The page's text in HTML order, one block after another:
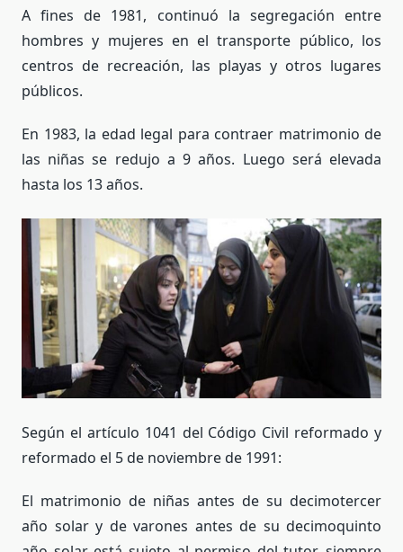
A fines de 1981, continuó la segregación entre
hombres y mujeres en el transporte público, los
centros de recreación, las playas y otros lugares
públicos.
En 1983, la edad legal para contraer matrimonio de
las niñas se redujo a 9 años. Luego será elevada
hasta los 13 años.
Según el artículo 1041 del Código Civil reformado y
reformado el 5 de noviembre de 1991:
El matrimonio de niñas antes de su decimotercer
año solar y de varones antes de su decimoquinto